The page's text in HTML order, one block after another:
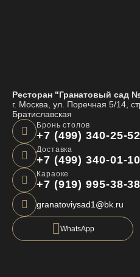
Ресторан "Гранатовый сад
г. Москва, ул. Поречная 5/14,
Братиславская
Бронь столов
+7 (499) 340-25-52
Доставка
+7 (499) 340-01-10
Караоке
+7 (919) 995-38-38
granatoviysad1@bk.ru
WhatsApp